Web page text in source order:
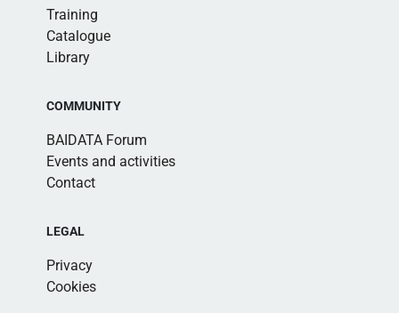
Training
Catalogue
Library
COMMUNITY
BAIDATA Forum
Events and activities
Contact
LEGAL
Privacy
Cookies